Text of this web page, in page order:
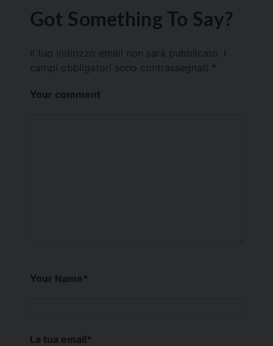
Got Something To Say?
Il tuo indirizzo email non sarà pubblicato.
campi obbligatori sono contrassegnati *
Your comment
Your Name*
La tua email*